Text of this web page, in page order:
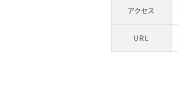
アクセス
URL